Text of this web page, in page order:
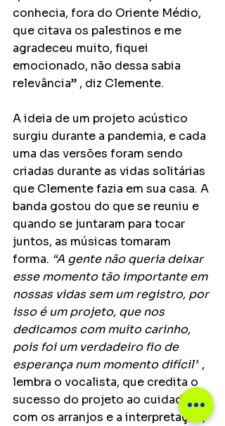
conhecia, fora do Oriente Médio,
que citava os palestinos e me
agradeceu muito, fiquei
emocionado, não dessa sabia
relevância” , diz Clemente.
A ideia de um projeto acústico
surgiu durante a pandemia, e cada
uma das versões foram sendo
criadas durante as vidas solitárias
que Clemente fazia em sua casa. A
banda gostou do que se reuniu e
quando se juntaram para tocar
juntos, as músicas tomaram
forma. “A gente não queria deixar
esse momento tão importante em
nossas vidas sem um registro, por
isso é um projeto, que nos
dedicamos com muito carinho,
pois foi um verdadeiro fio de
esperança num momento difícil” ,
lembra o vocalista, que credita o
sucesso do projeto ao cuidado
com os arranjos e a interpretação,